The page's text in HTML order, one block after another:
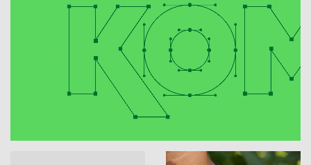
die neben dem wirtschaftlichen auch einen
ökologischen Mehrwert generieren.
Rechtzeitig zum 30-jährigen
Unternehmensjubiläum im Jahr 2022 wird die
neue Markenidentität schrittweise ausgerollt:
vom neu gestalteten Logo bis hin zum neu
konzipierten Onlineauftritt.